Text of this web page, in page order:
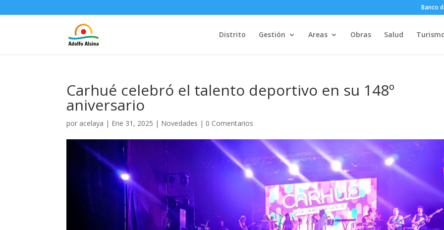
Banco
Distrito Gestión Areas Obras Salud
Carhué celebró el talento deportivo en su 148º
aniversario
por acelaya | Ene 31, 2025 | Novedades | 0 Comentarios